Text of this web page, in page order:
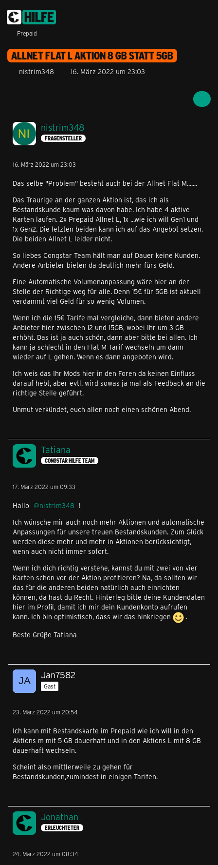
Prepaid
ALLNET FLAT L AKTION 8 GB STATT 5GB
nistrim348 16. März 2022 um 23:03
nistrim348
FRAGENSTELLER
16. März 2022 um 23:03
Das selbe "Problem" besteht auch bei der Allnet Flat M.......
Das Traurige an der ganzen Aktion ist, das ich als
Bestandskunde kaum was davon habe. Ich habe 4 aktive
Karten laufen. 2x Prepaid Allnet L, 1x ...wie ich will Gen1 und
1x Gen2. Die letzten beiden kann ich auf das Angebot setzen.
Die beiden Allnet L leider nicht.
So liebes Congstar Team hält man auf Dauer keine Kunden.
Andere Anbieter bieten da deutlich mehr fürs Geld.
Eine Automatische Volumenanpassung wäre hier an der
Stelle der Richtige weg für alle. Denn 15€ für 5GB ist aktuell
verdammt viel Geld für so wenig Volumen.
Wenn ich die 15€ Tarife mal vergleiche, dann bieten andere
Anbieter hier zwischen 12 und 15GB, wobei Ihr um 3 GB
erhöht. Das ist ja auch schön, dann aber bitte bei allen. Ich
kann ja schlecht in den Flat M Tarif wechseln um dann
wieder auf L gehen. Wenn es dann angeboten wird.
Ich weis das Ihr Mods hier in den Foren da keinen Einfluss
darauf hebt, aber evtl. wird sowas ja mal als Feedback an die
richtige Stelle geführt.
Unmut verkündet, euch allen noch einen schönen Abend.
Tatiana
CONGSTAR HILFE TEAM
17. März 2022 um 09:33
Hallo nistrim348 !
Ich wünsche mir auch noch mehr Aktionen und automatische
Anpassungen für unsere treuen Bestandskunden. Zum Glück
werden diese mehr und mehr in Aktionen berücksichtigt,
wenn auch nicht immer sofort.
Wenn ich dich richtig verstehe, kannst du mit zwei von vier
Karten schon vor der Aktion profitieren? Na, da sollten wir
das für die anderen beiden natürlich auch einrichten
können, da hast du Recht. Hinterleg bitte deine Kundendaten
hier im Profil, damit ich mir dein Kundenkonto aufrufen
kann. Ich bin optimistisch, dass wir das hinkriegen
.
Beste Grüße Tatiana
Jan7582
Gast
23. März 2022 um 20:54
Ich kann mit Bestandskarte im Prepaid wie ich will in den
Aktions m mit 5 GB dauerhaft und in den Aktions L mit 8 GB
dauerhaft wechseln.
Scheint also mittlerweile zu gehen für
Bestandskunden,zumindest in einigen Tarifen.
Jonathan
ERLEUCHTETER
24. März 2022 um 08:34